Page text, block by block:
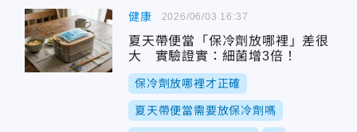
健康
夏天帶便當「保冷劑放哪裡」差很
大 實驗證實：細菌增3倍！
保冷劑放哪裡才正確
夏天帶便當需要放保冷劑嗎
2026/06/03 16:37